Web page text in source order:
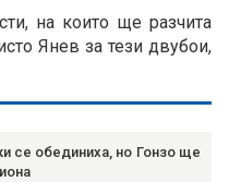
на които ще разчита
Янев за тези двубои,
се обединиха, но Гонзо ще